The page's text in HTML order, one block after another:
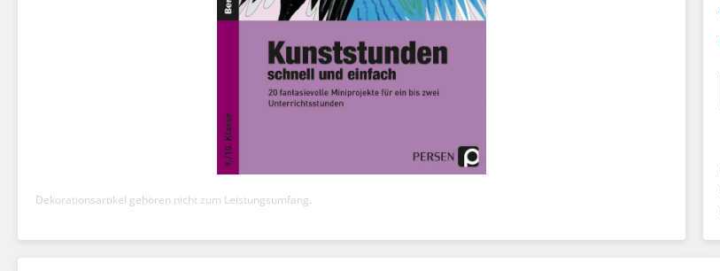
Dekorationsartikel gehören nicht zum Leistungsumfang.